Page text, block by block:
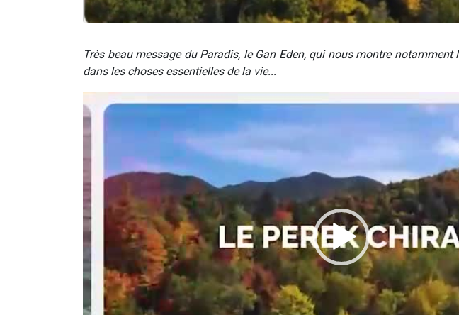
Très beau message du Paradis, le Gan Eden, qui nous montre
dans les choses essentielles de la vie...